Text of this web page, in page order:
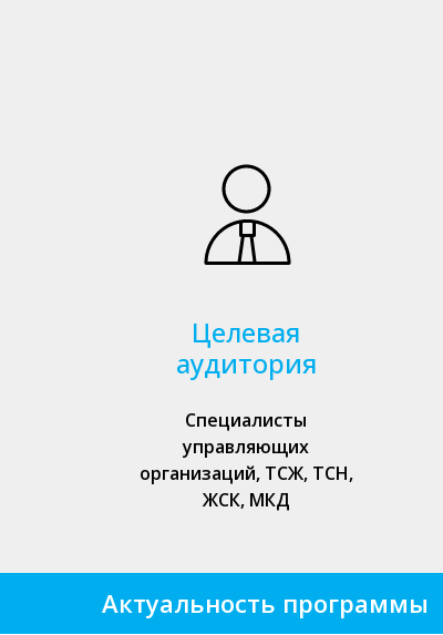
Целевая
аудитория
Специалисты
управляющих
организаций, ТСЖ, ТСН,
ЖСК, МКД
Актуальность программы